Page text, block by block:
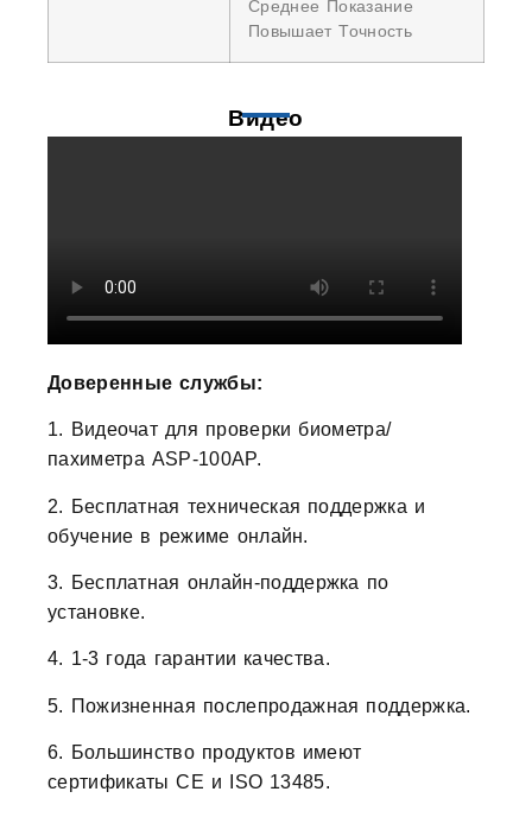
Среднее Показание
Повышает Точность
Видео
Доверенные службы:
1. Видеочат для проверки биометра/
пахиметра ASP-100AP.
2. Бесплатная техническая поддержка и
обучение в режиме онлайн.
3. Бесплатная онлайн-поддержка по
установке.
4. 1-3 года гарантии качества.
5. Пожизненная послепродажная поддержка.
6. Большинство продуктов имеют
сертификаты CE и ISO 13485.